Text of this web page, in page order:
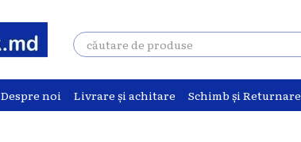
Despre noi Livrare și achitare Schimb și Returnare